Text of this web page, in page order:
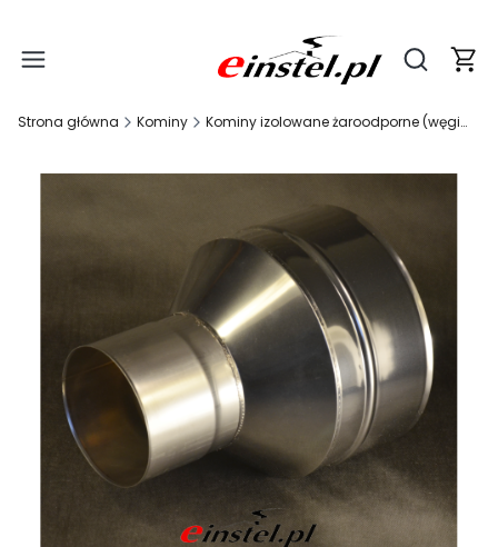
Otwórz
Strona główna Kominy Kominy izolowane żaroodporne (węgiel, ekogroszek, drewno)